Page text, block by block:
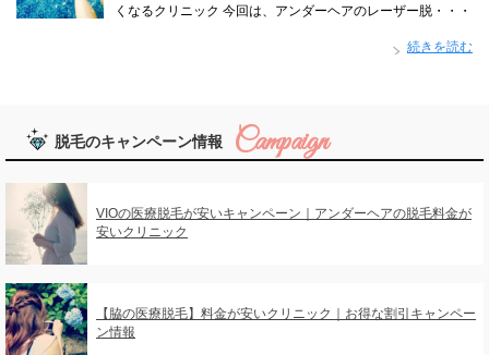
くなるクリニック 今回は、アンダーヘアのレーザー脱・・・
続きを読む
脱毛のキャンペーン情報
VIOの医療脱毛が安いキャンペーン｜アンダーヘアの脱毛料金が
安いクリニック
【脇の医療脱毛】料金が安いクリニック｜お得な割引キャンペー
ン情報